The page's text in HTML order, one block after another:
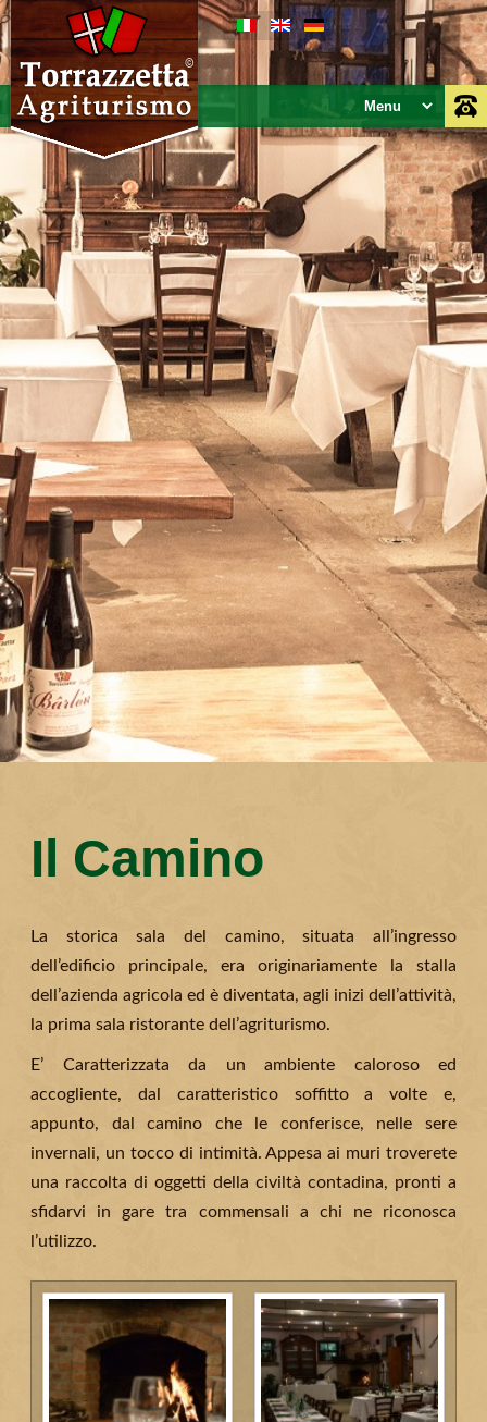
Il Camino
La storica sala del camino, situata all’ingresso
dell’edificio principale, era originariamente la stalla
dell’azienda agricola ed è diventata, agli inizi dell’attività,
la prima sala ristorante dell’agriturismo.
E’ Caratterizzata da un ambiente caloroso ed
accogliente, dal caratteristico soffitto a volte e,
appunto, dal camino che le conferisce, nelle sere
invernali, un tocco di intimità. Appesa ai muri troverete
una raccolta di oggetti della civiltà contadina, pronti a
sfidarvi in gare tra commensali a chi ne riconosca
l’utilizzo.